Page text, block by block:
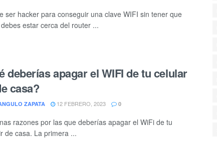
ser hacker para conseguir una clave WIFI sin tener que
estar cerca del router ...
deberías apagar el WIFI de tu celular
casa?
ZAPATA 12 FEBRERO, 2023 0
razones por las que deberías apagar el WiFi de tu
de casa. La primera ...